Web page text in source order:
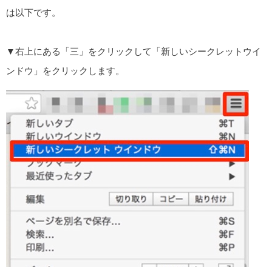
は以下です。
▼右上にある「三」をクリックして「新しいシークレットウイ
ンドウ」をクリックします。